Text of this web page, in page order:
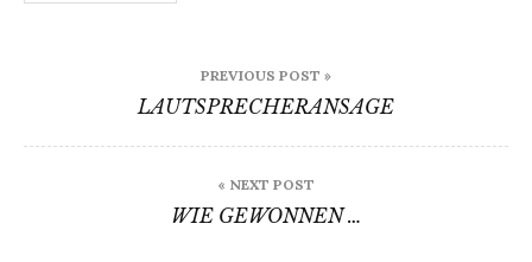
PREVIOUS POST »
LAUTSPRECHERANSAGE
« NEXT POST
WIE GEWONNEN …